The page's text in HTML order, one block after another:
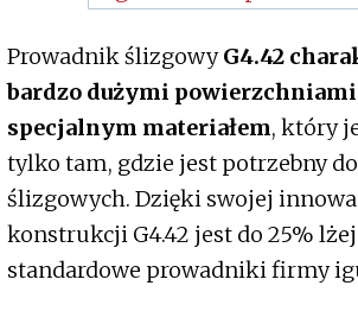
Prowadnik ślizgowyG4.42
bardzo dużymi
specjalnym materiałem, który
tylko tam, gdzie jest potrzebny
ślizgowych. Dzięki swojej
konstrukcji G4.42 jest do 25%
standardowe prowadniki firmy